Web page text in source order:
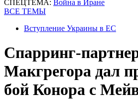
СПЕЦТЕМА: Война в Иране
ВСЕ ТЕМЫ
Вступление Украины в ЕС
Спарринг-
Макгрегора дал
бой Конора с